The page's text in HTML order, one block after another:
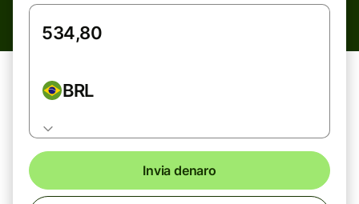
BRL
Invia denaro